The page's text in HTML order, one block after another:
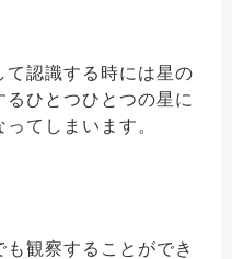
て認識する時には星の
ひとつひとつの星に
てしまいます。
観察することができ